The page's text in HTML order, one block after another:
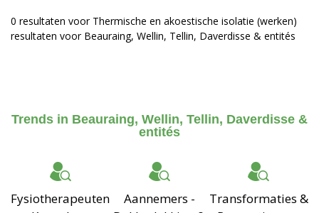
0 resultaten voor Thermische en akoestische isolatie (werken)
resultaten voor Beauraing, Wellin, Tellin, Daverdisse & entités
Trends in Beauraing, Wellin, Tellin, Daverdisse &
entités
Fysiotherapeuten
Aannemers -
Transformaties &